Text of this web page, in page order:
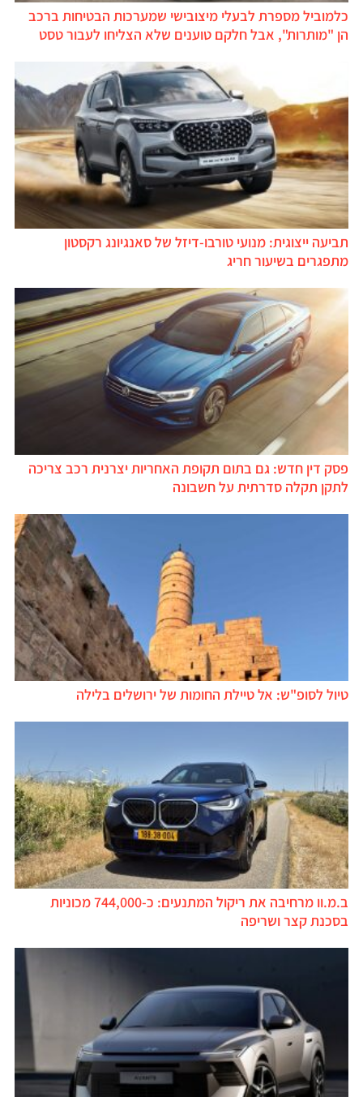
כלמוביל מספרת לבעלי מיצובישי שמערכות הבטיחות ברכב
הן "מותרות", אבל חלקם טוענים שלא הצליחו לעבור טסט
תביעה ייצוגית: מנועי טורבו-דיזל של סאנגיונג רקסטון
מתפגרים בשיעור חריג
פסק דין חדש: גם בתום תקופת האחריות יצרנית רכב צריכה
לתקן תקלה סדרתית על חשבונה
טיול לסופ"ש: אל טיילת החומות של ירושלים בלילה
ב.מ.וו מרחיבה את ריקול המתנעים: כ-744,000 מכוניות
בסכנת קצר ושריפה